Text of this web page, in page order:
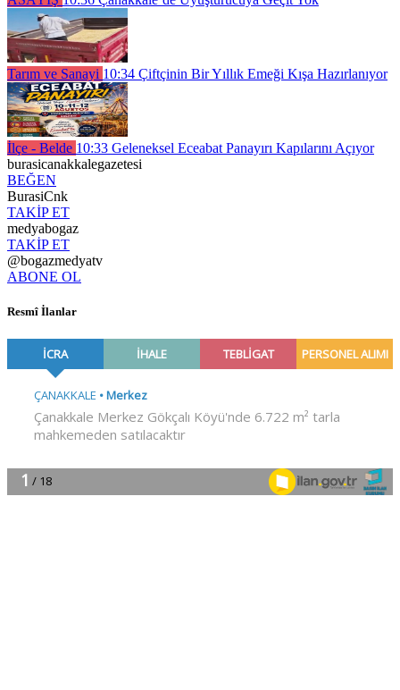
Tarım ve Sanayi 10:34 Çiftçinin Bir Yıllık Emeği Kışa Hazırlanıyor
İlçe - Belde 10:33 Geleneksel Eceabat Panayırı Kapılarını Açıyor
burasicanakkalegazetesi
BEĞEN
BurasiCnk
TAKİP ET
medyabogaz
TAKİP ET
@bogazmedyatv
ABONE OL
Resmî İlanlar